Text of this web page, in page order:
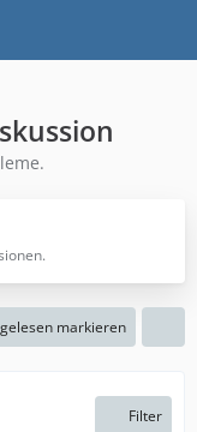
markieren
Filter